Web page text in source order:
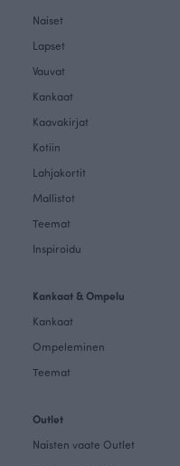
Naiset
Lapset
Vauvat
Kankaat
Kaavakirjat
Kotiin
Lahjakortit
Mallistot
Teemat
Inspiroidu
Kankaat & Ompelu
Kankaat
Ompeleminen
Teemat
Outlet
Naisten vaate Outlet